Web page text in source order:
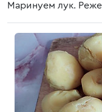
Маринуем лук.